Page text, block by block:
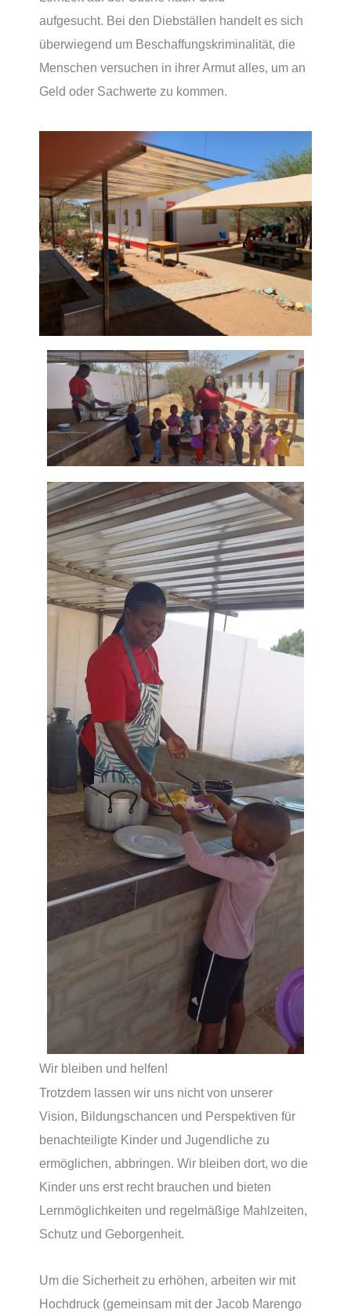
aufgesucht. Bei den Diebställen handelt es sich
überwiegend um Beschaffungskriminalität, die
Menschen versuchen in ihrer Armut alles, um an
Geld oder Sachwerte zu kommen.
Wir bleiben und helfen!
Trotzdem lassen wir uns nicht von unserer
Vision, Bildungschancen und Perspektiven für
benachteiligte Kinder und Jugendliche zu
ermöglichen, abbringen. Wir bleiben dort, wo die
Kinder uns erst recht brauchen und bieten
Lernmöglichkeiten und regelmäßige Mahlzeiten,
Schutz und Geborgenheit.
Um die Sicherheit zu erhöhen, arbeiten wir mit
Hochdruck (gemeinsam mit der Jacob Marengo